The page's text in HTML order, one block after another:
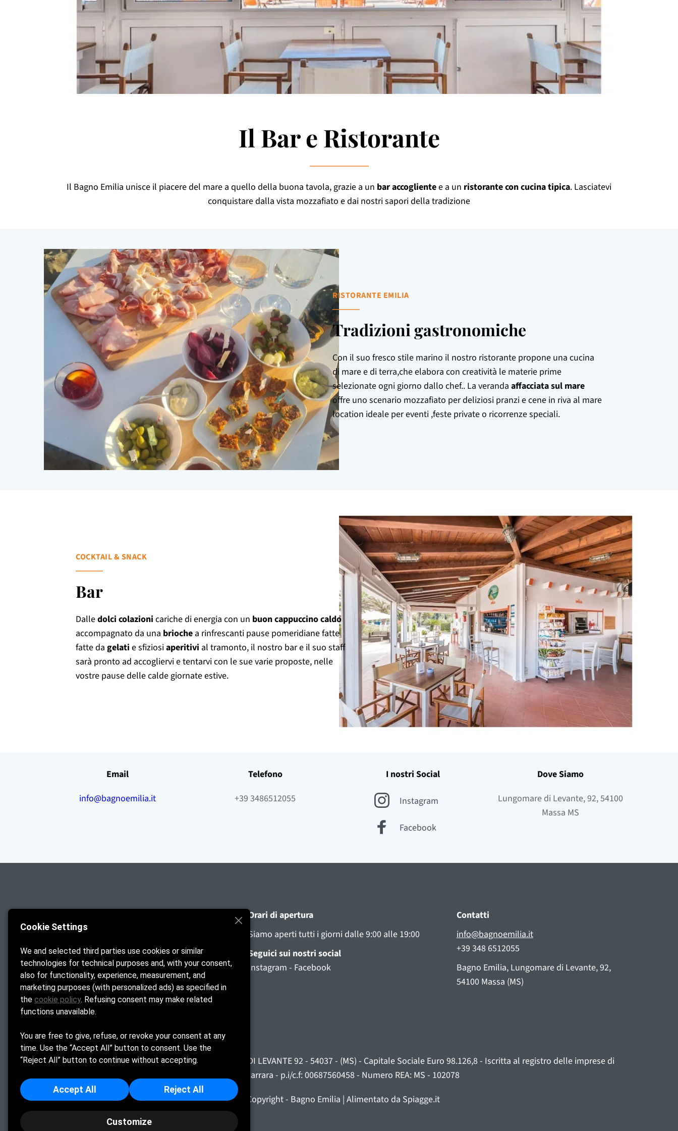
Il Bar e Ristorante
Il Bagno Emilia unisce il piacere del mare a quello della buona tavola, grazie a un bar accoglientee a un ristorante con cucina tipica. Lasciatevi
conquistare dalla vista mozzafiato e dai nostri sapori della tradizione
RISTORANTE EMILIA
Tradizioni gastronomiche
Con il suo fresco stile marino il nostro ristorante propone una cucina
di mare e di terra,che elabora con creatività le materie prime
selezionate ogni giorno dallo chef.. La verandaaffacciata sul mare
offre uno scenario mozzafiato per deliziosi pranzi e cene in riva al mare
location ideale per eventi ,feste private o ricorrenze speciali.
COCKTAIL & SNACK
Bar
Dalledolci colazionicariche di energia con un buon cappuccino caldo
accompagnato da una brioche a rinfrescanti pause pomeridiane fatte
fatte da gelatie sfiziosiaperitivi al tramonto, il nostro bar e il suo staff
sarà pronto ad accogliervi e tentarvi con le sue varie proposte, nelle
vostre pause delle calde giornate estive.
Email
info@bagnoemilia.it
Telefono
+39 3486512055
I nostri Social
Instagram
Facebook
Dove Siamo
Lungomare di Levante, 92, 54100
Massa MS
La Spiaggia
Bar e
Ristorante
Contatti
Cookie Policy
Orari di apertura
Siamo aperti tutti i giorni dalle 9:00 alle 19:00
Seguici sui nostri social
Instagram - Facebook
Contatti
info@bagnoemilia.it
+39 348 6512055
Bagno Emilia, Lungomare di Levante, 92,
54100 Massa (MS)
Bagno Emilia srl - Sede Legale: VIA LUNGOMARE DI LEVANTE 92 - 54037 - (MS) - Capitale Sociale Euro 98.126,8 - Iscritta al registro delle imprese di
Massa-Carrara - p.i/c.f: 00687560458 - Numero REA: MS - 102078
© Copyright - Bagno Emilia | Alimentato da Spiagge.it
Cookie Settings
We and selected third parties use cookies or similar
technologies for technical purposes and, with your consent,
also for functionality, experience, measurement, and
marketing purposes (with personalized ads) as specified in
the cookie policy. Refusing consent may make related
functions unavailable.
You are free to give, refuse, or revoke your consent at any
time. Use the “Accept All” button to consent. Use the
“Reject All” button to continue without accepting.
Accept All Reject All
Customize